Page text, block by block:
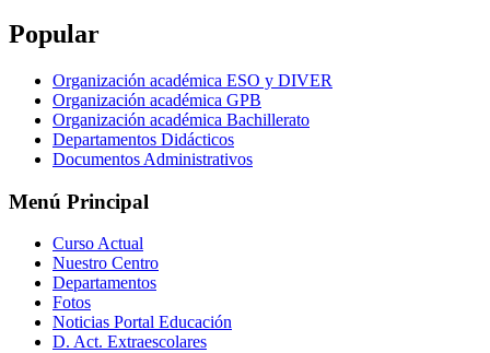
Popular
Organización académica ESO y DIVER
Organización académica GPB
Organización académica Bachillerato
Departamentos Didácticos
Documentos Administrativos
Menú Principal
Curso Actual
Nuestro Centro
Departamentos
Fotos
Noticias Portal Educación
D. Act. Extraescolares